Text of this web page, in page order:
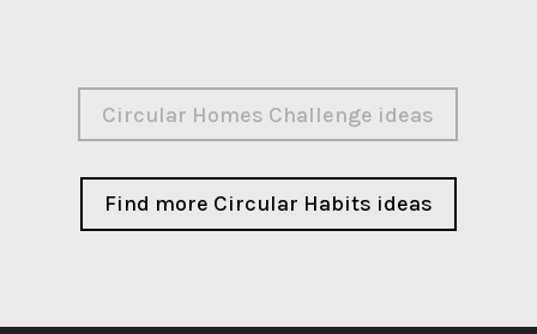
Circular Homes Challenge ideas
Find more Circular Habits ideas